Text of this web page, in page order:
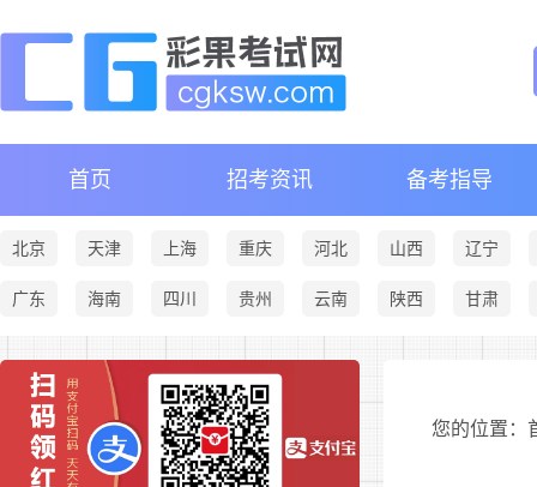
首页 招考资讯 备考指导
北京 天津 上海 重庆 河北 山西 辽宁
广东 海南 四川 贵州 云南 陕西 甘肃
您的位置：